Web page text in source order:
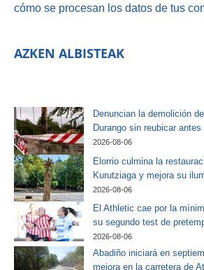
cómo se procesan los datos de tus
AZKEN ALBISTEAK
Denuncian la demolición
Durango sin reubicar
2026-08-06
Elorrio culmina la
Kurutziaga y mejora su
2026-08-06
El Athletic cae por la
su segundo test de
2026-08-06
Abadiño iniciará en
mejora en la carretera de